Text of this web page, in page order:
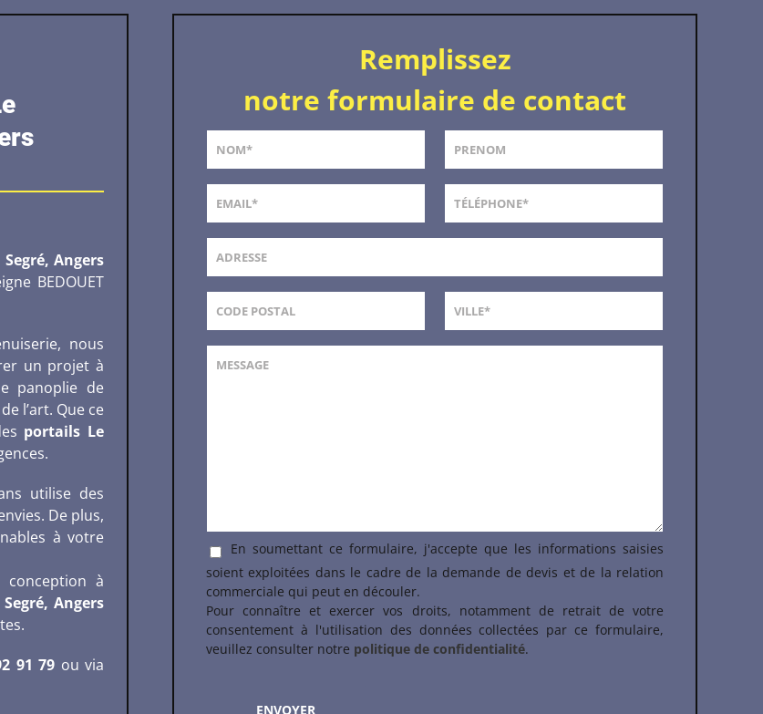
Angers
BEDOUET
nous
un projet à
panoplie de
l’art. Que ce
portails Le
utilise des
De plus,
à votre
à
Angers
91 79 ou via
Remplissez
notre formulaire de contact
En soumettant ce formulaire, j'accepte que les informations saisies
soient exploitées dans le cadre de la demande de devis et de la relation
commerciale qui peut en découler.
Pour connaître et exercer vos droits, notamment de retrait de votre
consentement à l'utilisation des données collectées par ce formulaire,
veuillez consulter notre politique de confidentialité.